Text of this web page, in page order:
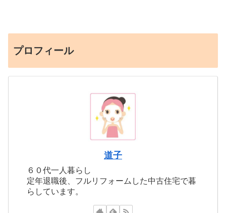
プロフィール
道子
６０代一人暮らし
定年退職後、フルリフォームした中古住宅で暮
らしています。